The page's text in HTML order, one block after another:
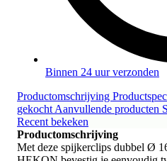
Binnen 24 uur verzonden
Productomschrijving
gekocht Aanvullende producten
Recent bekeken
Productomschrijving
Met deze spijkerclips dubbel Ø